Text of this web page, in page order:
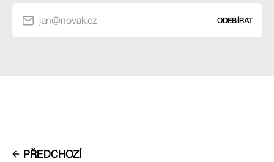
jan@novak.cz ODEBÍRAT
PŘEDCHOZÍ